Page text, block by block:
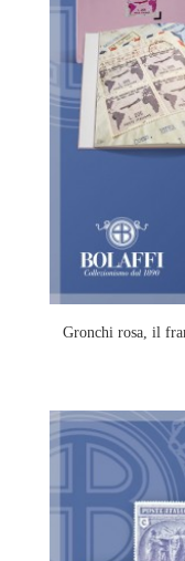
Gronchi rosa, il